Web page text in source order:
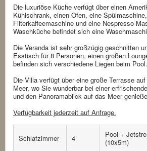
Die luxuriöse Küche verfügt über einen
Kühlschrank, einen Ofen, eine
Filterkaffeemaschine und eine Nespresso
Waschküche befindet sich eine
Die Veranda ist sehr großzügig geschnitten
Esstisch für 8 Personen, einen großen
befinden sich verschiedene Liegen beim Pool.
Die Villa verfügt über eine große Terrasse
Meer, wo Sie wunderbar bei einer
und den Panoramablick auf das Meer
Verfügbarkeit jederzeit auf Anfrage.
Schlafzimmer 4
Pool +
(10x5m)